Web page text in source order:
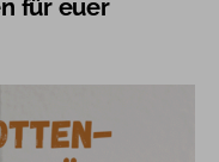
für euer